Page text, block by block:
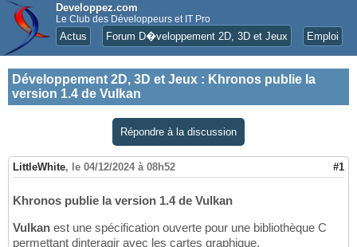
Developpez.com
Le Club des Développeurs et IT Pro
Actus Forum D�veloppement 2D, 3D et Jeux Emploi
Développement 2D, 3D et Jeux : Khronos publie la
version 1.4 de Vulkan
Répondre à la discussion
LittleWhite, le 04/12/2024 à 08h52 #1
Khronos publie la version 1.4 de Vulkan
Vulkan est une spécification ouverte pour une bibliothèque C
permettant dinteragir avec les cartes graphique,